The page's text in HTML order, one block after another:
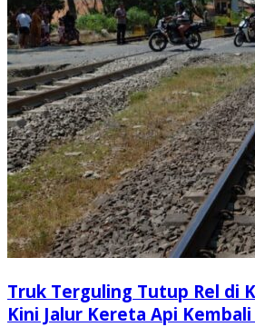
Truk Terguling Tutup Rel di
Kini Jalur Kereta Api